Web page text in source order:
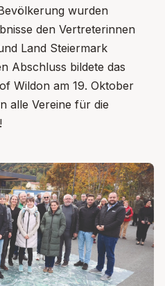
ölkerung wurden
den Vertreterinnen
Land Steiermark
Abschluss bildete das
Wildon am 19. Oktober
alle Vereine für die